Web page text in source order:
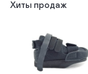
Хиты продаж